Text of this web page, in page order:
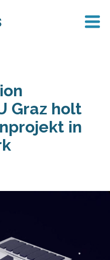
Graz holt
in